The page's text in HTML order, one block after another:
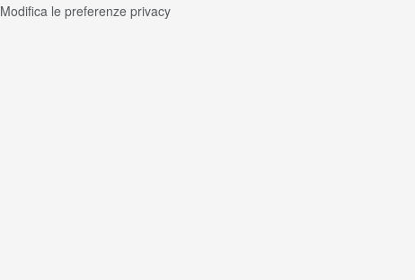
Modifica le preferenze privacy